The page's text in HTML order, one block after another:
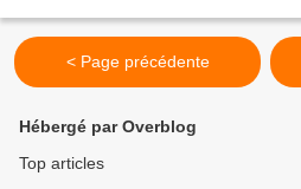
< Page précédente
Hébergé par Overblog
Top articles